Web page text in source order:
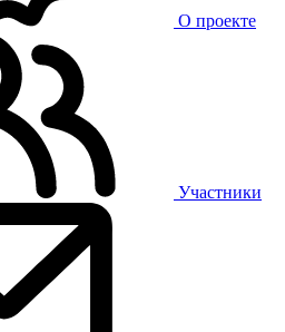
О проекте
Участники